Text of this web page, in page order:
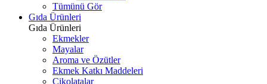
Tümünü Gör
Gıda Ürünleri
Gıda Ürünleri
Ekmekler
Mayalar
Aroma ve Özütler
Ekmek Katkı Maddeleri
Çikolatalar